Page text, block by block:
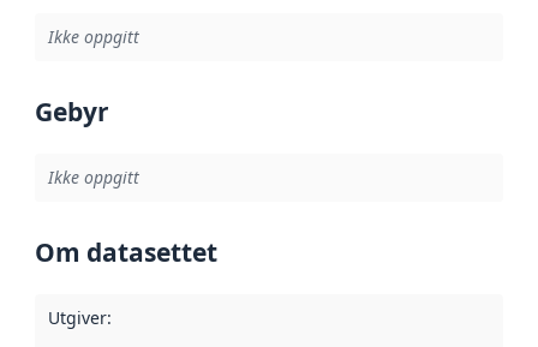
Ikke oppgitt
Gebyr
Ikke oppgitt
Om datasettet
Utgiver: